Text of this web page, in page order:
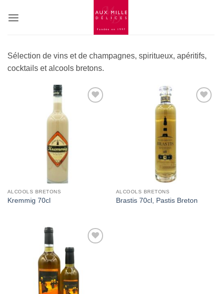
Sélection de vins et de champagnes, spiritueux, apéritifs,
cocktails et alcools bretons.
ALCOOLS BRETONS
Kremmig 70cl
ALCOOLS BRETONS
Brastis 70cl, Pastis Breton